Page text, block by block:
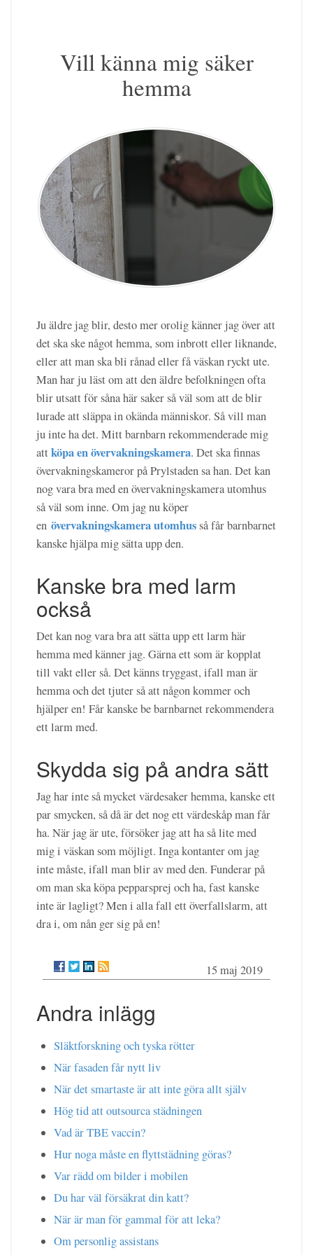
Vill känna mig säker
hemma
Ju äldre jag blir, desto mer orolig känner jag över att
det ska ske något hemma, som inbrott eller liknande,
eller att man ska bli rånad eller få väskan ryckt ute.
Man har ju läst om att den äldre befolkningen ofta
blir utsatt för såna här saker så väl som att de blir
lurade att släppa in okända människor. Så vill man
ju inte ha det. Mitt barnbarn rekommenderade mig
attköpa en övervakningskamera. Det ska finnas
övervakningskameror på Prylstaden sa han. Det kan
nog vara bra med en övervakningskamera utomhus
så väl som inne. Om jag nu köper
en övervakningskamera utomhusså får barnbarnet
kanske hjälpa mig sätta upp den.
Kanske bra med larm
också
Det kan nog vara bra att sätta upp ett larm här
hemma med känner jag. Gärna ett som är kopplat
till vakt eller så. Det känns tryggast, ifall man är
hemma och det tjuter så att någon kommer och
hjälper en! Får kanske be barnbarnet rekommendera
ett larm med.
Skydda sig på andra sätt
Jag har inte så mycket värdesaker hemma, kanske ett
par smycken, så då är det nog ett värdeskåp man får
ha. När jag är ute, försöker jag att ha så lite med
mig i väskan som möjligt. Inga kontanter om jag
inte måste, ifall man blir av med den. Funderar på
om man ska köpa pepparsprej och ha, fast kanske
inte är lagligt? Men i alla fall ett överfallslarm, att
dra i, om nån ger sig på en!
15 maj 2019
Andra inlägg
Släktforskning och tyska rötter
När fasaden får nytt liv
När det smartaste är att inte göra allt själv
Hög tid att outsourca städningen
Vad är TBE vaccin?
Hur noga måste en flyttstädning göras?
Var rädd om bilder i mobilen
Du har väl försäkrat din katt?
När är man för gammal för att leka?
Om personlig assistans